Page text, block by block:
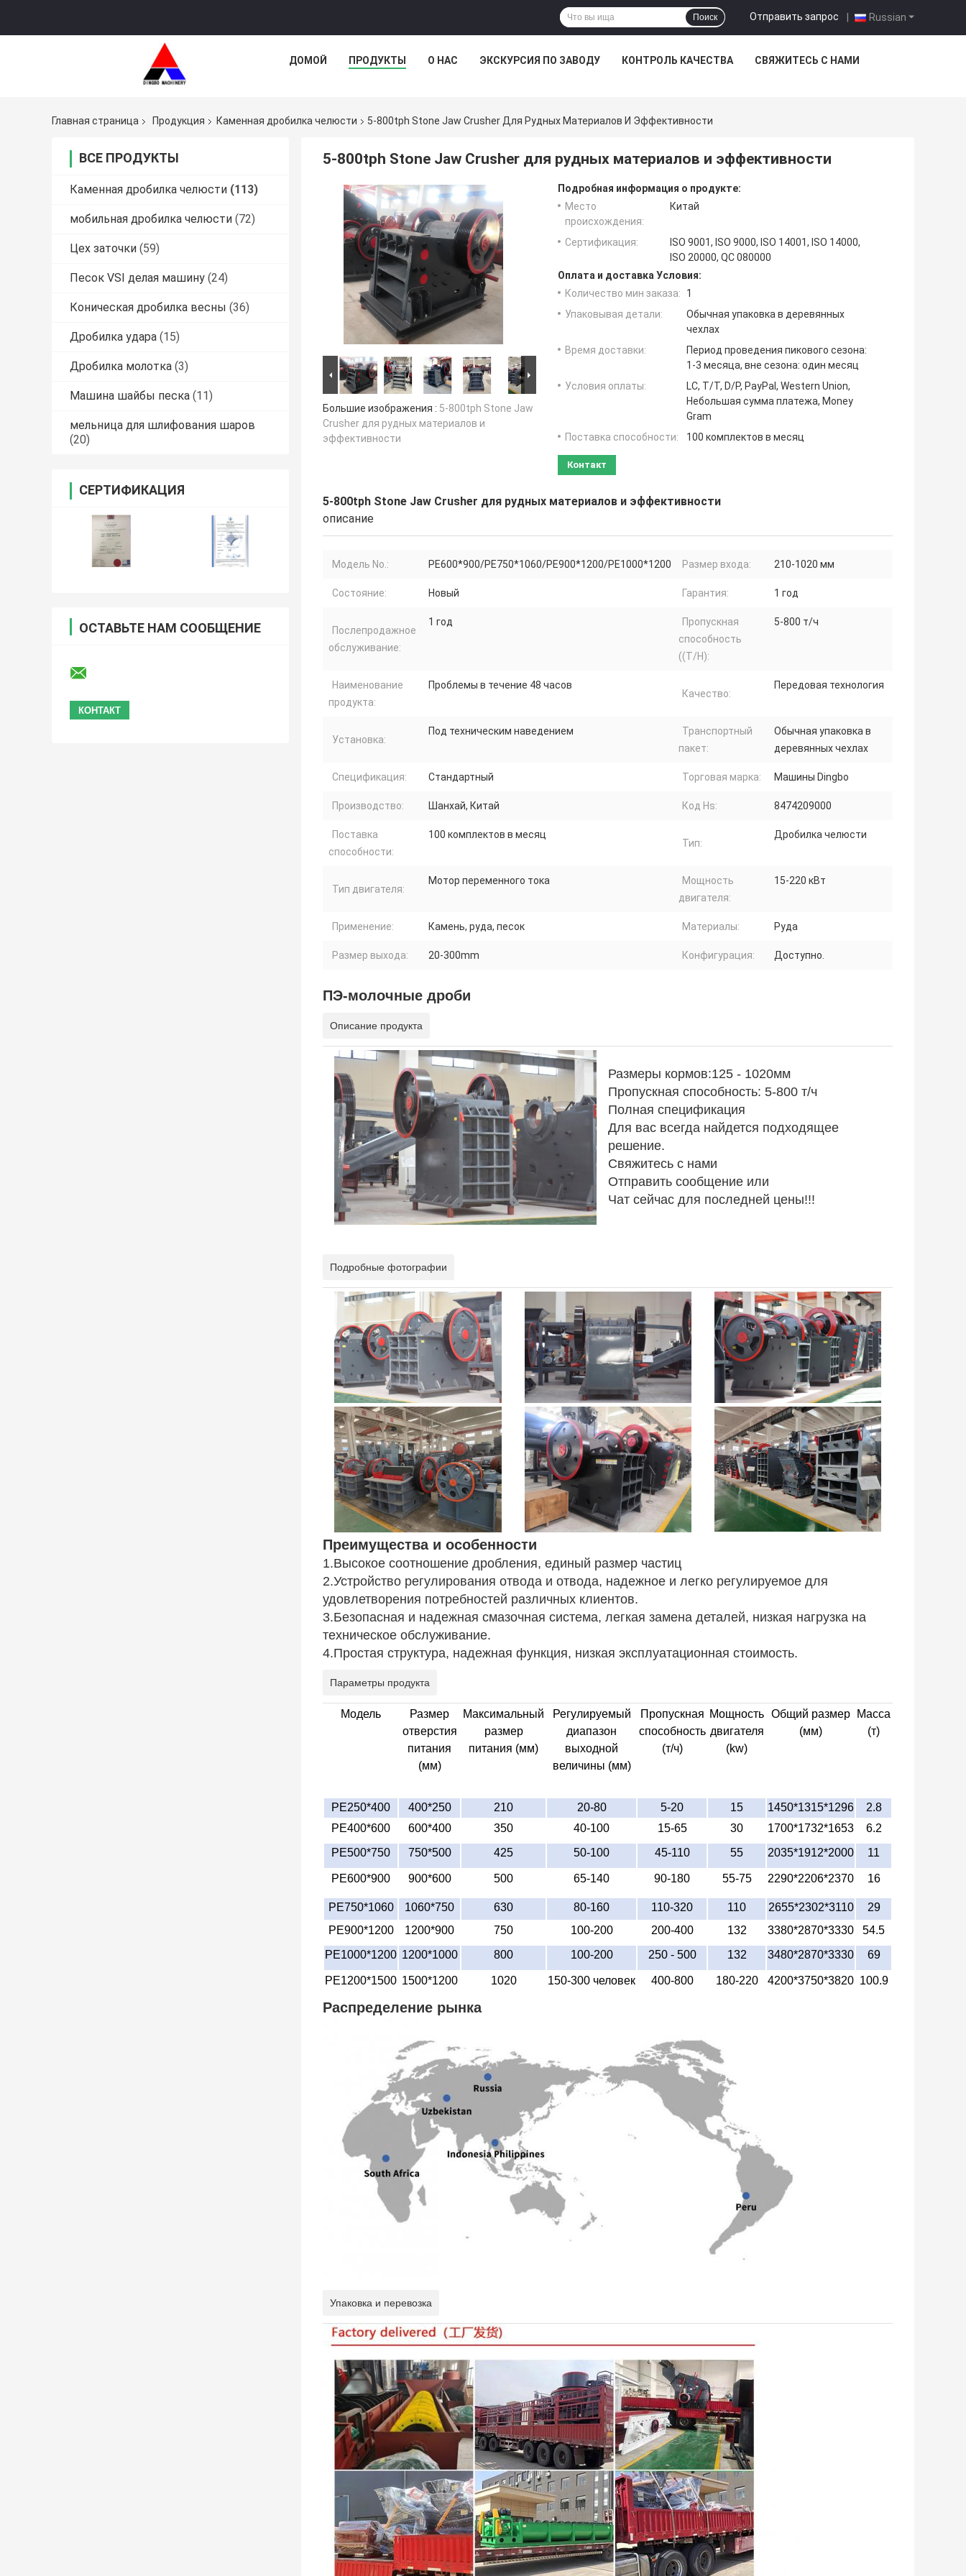
Russian
Отправить запрос |
Поиск
ДОМОЙ ПРОДУКТЫ О НАС ЭКСКУРСИЯ ПО ЗАВОДУ КОНТРОЛЬ КАЧЕСТВА СВЯЖИТЕСЬ С НАМИ
Главная страница Продукция Каменная дробилка челюсти 5-800tph Stone Jaw Crusher Для Рудных Материалов И Эффективности
ВСЕ ПРОДУКТЫ
Каменная дробилка челюсти (113)
мобильная дробилка челюсти (72)
Цех заточки (59)
Песок VSI делая машину (24)
Коническая дробилка весны (36)
Дробилка удара (15)
Дробилка молотка (3)
Машина шайбы песка (11)
мельница для шлифования шаров
(20)
СЕРТИФИКАЦИЯ
ОСТАВЬТЕ НАМ СООБЩЕНИЕ
5-800tph Stone Jaw Crusher для рудных материалов и эффективности
Большие изображения : 5-800tph Stone Jaw
Crusher для рудных материалов и
эффективности
Подробная информация о продукте:
Место
происхождения:
Китай
Сертификация:
ISO 9001, ISO 9000, ISO 14001, ISO 14000,
ISO 20000, QC 080000
Оплата и доставка Условия:
Количество мин заказа:
1
Упаковывая детали:
Обычная упаковка в деревянных
чехлах
Время доставки:
Период проведения пикового сезона:
1-3 месяца, вне сезона: один месяц
Условия оплаты:
LC, T/T, D/P, PayPal, Western Union,
Небольшая сумма платежа, Money
Gram
Поставка способности:
100 комплектов в месяц
Контакт
5-800tph Stone Jaw Crusher для рудных материалов и эффективности
описание
Модель No.: PE600*900/PE750*1060/PE900*1200/PE1000*1200 Размер входа: 210-1020 мм
Состояние: Новый Гарантия: 1 год
Послепродажное
обслуживание:
1 год
Пропускная
способность
((T/H):
5-800 т/ч
Наименование
продукта:
Проблемы в течение 48 часов
Качество:
Передовая технология
Установка:
Под техническим наведением
Транспортный
пакет:
Обычная упаковка в
деревянных чехлах
Спецификация: Стандартный Торговая марка: Машины Dingbo
Производство: Шанхай, Китай Код Hs: 8474209000
Поставка
способности:
100 комплектов в месяц
Тип:
Дробилка челюсти
Тип двигателя:
Мотор переменного тока
Мощность
двигателя:
15-220 кВт
Применение: Камень, руда, песок Материалы: Руда
Размер выхода: 20-300mm Конфигурация: Доступно.
ПЭ-молочные дроби
Описание продукта
Размеры кормов:125 - 1020мм
Пропускная способность: 5-800 т/ч
Полная спецификация
Для вас всегда найдется подходящее
решение.
Свяжитесь с нами
Отправить сообщение или
Чат сейчас для последней цены!!!
Подробные фотографии
Преимущества и особенности
1.Высокое соотношение дробления, единый размер частиц
2.Устройство регулирования отвода и отвода, надежное и легко регулируемое для
удовлетворения потребностей различных клиентов.
3.Безопасная и надежная смазочная система, легкая замена деталей, низкая нагрузка на
техническое обслуживание.
4.Простая структура, надежная функция, низкая эксплуатационная стоимость.
Параметры продукта
Модель
Размер
отверстия
питания
(мм)
Максимальный
размер
питания (мм)
Регулируемый
диапазон
выходной
величины (мм)
Пропускная
способность
(т/ч)
Мощность
двигателя
(kw)
Общий размер
(мм)
Масса
(т)
PE250*400 400*250 210 20-80 5-20 15 1450*1315*1296
2.8
PE400*600
600*400 350 40-100 15-65 30 1700*1732*1653
6.2
PE500*750
750*500 425 50-100 45-110 55 2035*1912*2000 11
PE600*900 900*600 500 65-140 90-180 55-75 2290*2206*2370 16
PE750*1060 1060*750 630 80-160 110-320 110 2655*2302*3110
29
PE900*1200
1200*900 750 100-200 200-400 132 3380*2870*3330
54.5
PE1000*1200 1200*1000 800 100-200 250 - 500 132 3480*2870*3330 69
PE1200*1500 1500*1200 1020 150-300 человек 400-800 180-220 4200*3750*3820 100.9
Распределение рынка
Упаковка и перевозка